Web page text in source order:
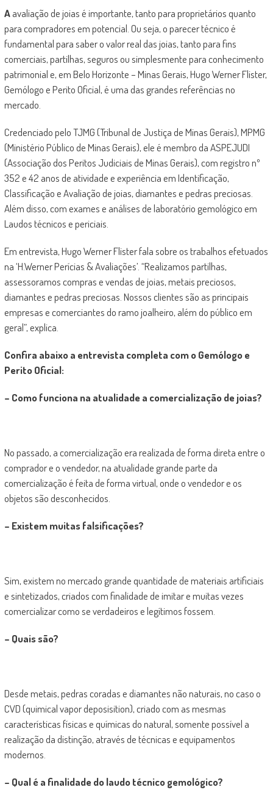
Aavaliação de joias é importante, tanto para proprietários quanto
para compradores em potencial. Ou seja, o parecer técnico é
fundamental para saber o valor real das joias, tanto para fins
comerciais, partilhas, seguros ou simplesmente para conhecimento
patrimonial e, em Belo Horizonte – Minas Gerais, Hugo Werner Flister,
Gemólogo e Perito Oficial, é uma das grandes referências no
mercado.
Credenciado pelo TJMG (Tribunal de Justiça de Minas Gerais), MPMG
(Ministério Público de Minas Gerais), ele é membro da ASPEJUDI
(Associação dos Peritos Judiciais de Minas Gerais), com registro nº
352 e 42 anos de atividade e experiência em Identificação,
Classificação e Avaliação de joias, diamantes e pedras preciosas.
Além disso, com exames e análises de laboratório gemológico em
Laudos técnicos e periciais.
Em entrevista, Hugo Werner Flister fala sobre os trabalhos efetuados
na ‘H.Werner Perícias & Avaliações’. “Realizamos partilhas,
assessoramos compras e vendas de joias, metais preciosos,
diamantes e pedras preciosas. Nossos clientes são as principais
empresas e comerciantes do ramo joalheiro, além do público em
geral”, explica.
Confira abaixo a entrevista completa com o Gemólogo e
Perito Oficial:
– Como funciona na atualidade a comercialização de joias?
No passado, a comercialização era realizada de forma direta entre o
comprador e o vendedor, na atualidade grande parte da
comercialização é feita de forma virtual, onde o vendedor e os
objetos são desconhecidos.
– Existem muitas falsificações?
Sim, existem no mercado grande quantidade de materiais artificiais
e sintetizados, criados com finalidade de imitar e muitas vezes
comercializar como se verdadeiros e legítimos fossem.
– Quais são?
Desde metais, pedras coradas e diamantes não naturais, no caso o
CVD (quimical vapor deposisition), criado com as mesmas
características físicas e químicas do natural, somente possível a
realização da distinção, através de técnicas e equipamentos
modernos.
– Qual é a finalidade do laudo técnico gemológico?